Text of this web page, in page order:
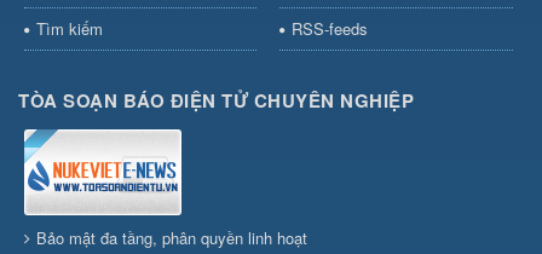
Tìm kiếm
RSS-feeds
TÒA SOẠN BÁO ĐIỆN TỬ CHUYÊN NGHIỆP
Bảo mật đa tầng, phân quyền linh hoạt